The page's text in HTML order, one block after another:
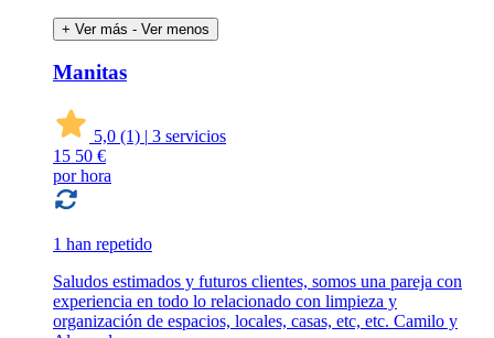
+ Ver más - Ver menos
Manitas
5,0 (1) | 3 servicios
15 50 €
por hora
1 han repetido
Saludos estimados y futuros clientes, somos una pareja con
experiencia en todo lo relacionado con limpieza y
organización de espacios, locales, casas, etc, etc. Camilo y